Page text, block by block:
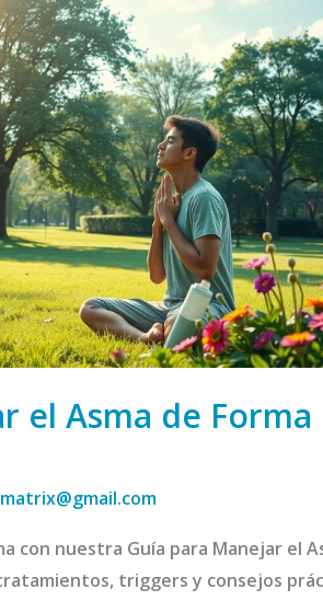
el Asma de Forma
con nuestra Guía para Manejar el
triggers y consejos